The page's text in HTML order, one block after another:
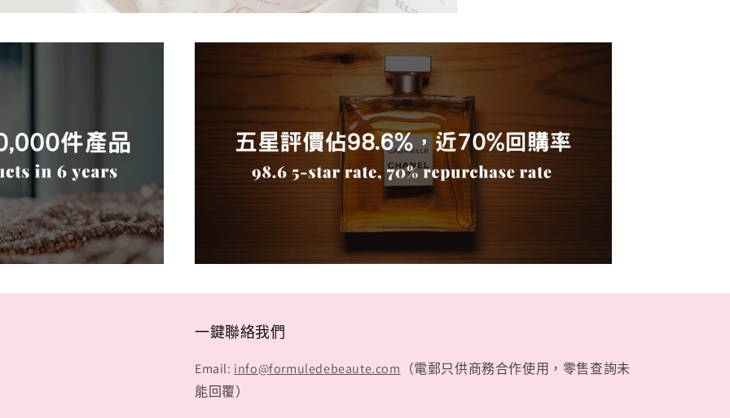
一鍵聯絡我們
Email: info@formuledebeaute.com （電郵只供商務合作使用，零售查詢未
能回覆）